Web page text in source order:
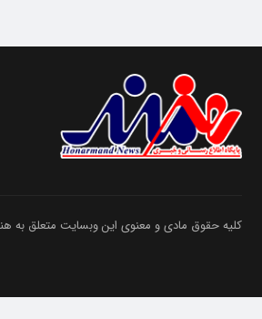
کلیه حقوق مادی و معنوی این وبسایت متعلق به